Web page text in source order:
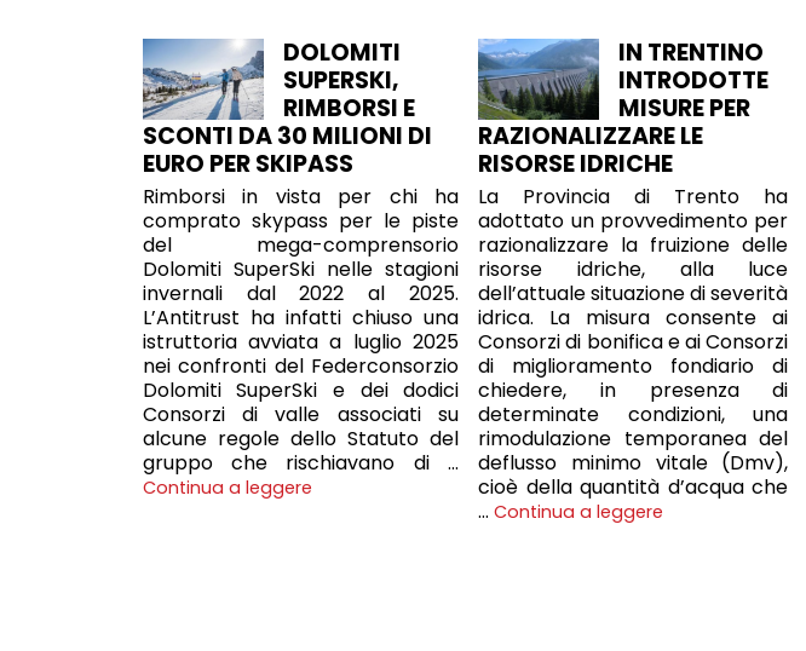
DOLOMITI
SUPERSKI,
RIMBORSI E
SCONTI DA 30 MILIONI DI
EURO PER SKIPASS
Rimborsi in vista per chi ha
comprato skypass per le piste
del mega-comprensorio
Dolomiti SuperSki nelle stagioni
invernali dal 2022 al 2025.
L’Antitrust ha infatti chiuso una
istruttoria avviata a luglio 2025
nei confronti del Federconsorzio
Dolomiti SuperSki e dei dodici
Consorzi di valle associati su
alcune regole dello Statuto del
gruppo che rischiavano di …
Continua a leggere
IN TRENTINO
INTRODOTTE
MISURE PER
RAZIONALIZZARE LE
RISORSE IDRICHE
La Provincia di Trento ha
adottato un provvedimento per
razionalizzare la fruizione delle
risorse idriche, alla luce
dell’attuale situazione di severità
idrica. La misura consente ai
Consorzi di bonifica e ai Consorzi
di miglioramento fondiario di
chiedere, in presenza di
determinate condizioni, una
rimodulazione temporanea del
deflusso minimo vitale (Dmv),
cioè della quantità d’acqua che
…Continua a leggere